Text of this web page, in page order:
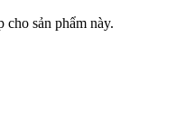
cho sản phẩm này.